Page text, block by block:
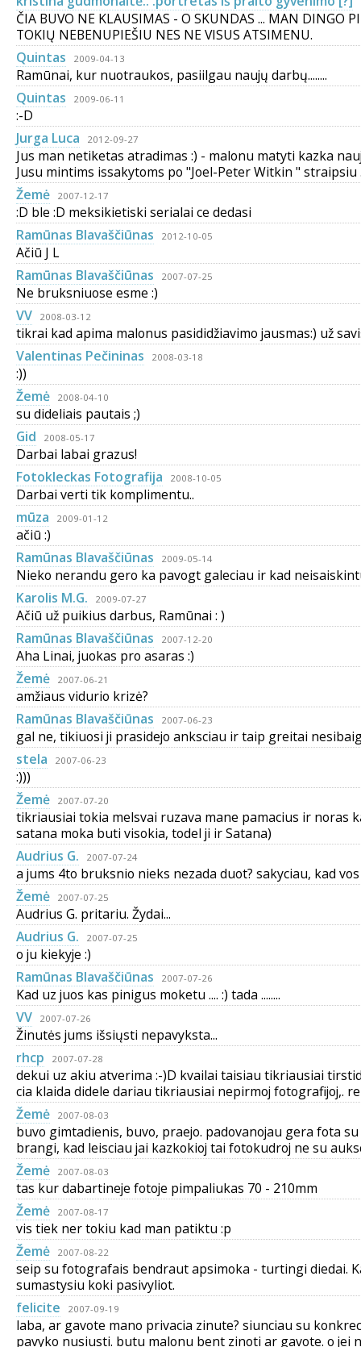
ČIA BUVO NE KLAUSIMAS - O SKUNDAS ... MAN DINGO
TOKIŲ NEBENUPIEŠIU NES NE VISUS ATSIMENU.
Quintas
2009-04-13
Ramūnai, kur nuotraukos, pasiilgau naujų darbų........
Quintas
2009-06-11
:-D
Jurga Luca
2012-09-27
Jus man netiketas atradimas :) - malonu matyti kazka
Jusu mintims issakytoms po "Joel-Peter Witkin " straipsiu
Žemė
2007-12-17
:D ble :D meksikietiski serialai ce dedasi
Ramūnas Blavaščiūnas
2012-10-05
Ačiū J L
Ramūnas Blavaščiūnas
2007-07-25
Ne bruksniuose esme :)
VV
2008-03-12
tikrai kad apima malonus pasididžiavimo jausmas:) už
Valentinas Pečininas
2008-03-18
:))
Žemė
2008-04-10
su dideliais pautais ;)
Gid
2008-05-17
Darbai labai grazus!
Fotokleckas Fotografija
2008-10-05
Darbai verti tik komplimentu..
mūza
2009-01-12
ačiū :)
Ramūnas Blavaščiūnas
2009-05-14
Nieko nerandu gero ka pavogt galeciau ir kad
Karolis M.G.
2009-07-27
Ačiū už puikius darbus, Ramūnai : )
Ramūnas Blavaščiūnas
2007-12-20
Aha Linai, juokas pro asaras :)
Žemė
2007-06-21
amžiaus vidurio krizė?
Ramūnas Blavaščiūnas
2007-06-23
gal ne, tikiuosi ji prasidejo anksciau ir taip greitai
stela
2007-06-23
:)))
Žemė
2007-07-20
tikriausiai tokia melsvai ruzava mane pamacius ir noras
satana moka buti visokia, todel ji ir Satana)
Audrius G.
2007-07-24
a jums 4to bruksnio nieks nezada duot? sakyciau, kad
Žemė
2007-07-25
Audrius G. pritariu. Žydai...
Audrius G.
2007-07-25
o ju kiekyje :)
Ramūnas Blavaščiūnas
2007-07-26
Kad uz juos kas pinigus moketu .... :) tada ........
VV
2007-07-26
Žinutės jums išsiųsti nepavyksta...
rhcp
2007-07-28
dekui uz akiu atverima :-)D kvailai taisiau tikriausiai
cia klaida didele dariau tikriausiai nepirmoj fotografijoj,.
Žemė
2007-08-03
buvo gimtadienis, buvo, praejo. padovanojau gera fota
brangi, kad leisciau jai kazkokioj tai fotokudroj ne su
Žemė
2007-08-03
tas kur dabartineje fotoje pimpaliukas 70 - 210mm
Žemė
2007-08-17
vis tiek ner tokiu kad man patiktu :p
Žemė
2007-08-22
seip su fotografais bendraut apsimoka - turtingi diedai.
sumastysiu koki pasivyliot.
felicite
2007-09-19
laba, ar gavote mano privacia zinute? siunciau su
pavyko nusiusti. butu malonu bent zinoti ar gavote. o jei